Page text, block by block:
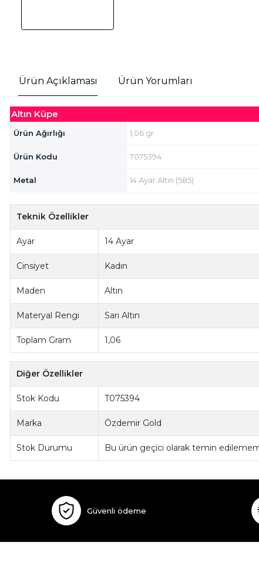
Ürün Açıklaması Ürün Yorumları
Altın Küpe
Ürün Ağırlığı 1,06 gr
Ürün Kodu T075394
Metal 14 Ayar Altın (585)
Teknik Özellikler
Ayar 14 Ayar
Cinsiyet Kadın
Maden Altın
Materyal Rengi Sarı Altın
Toplam Gram 1,06
Diğer Özellikler
Stok Kodu T075394
Marka Özdemir Gold
Stok Durumu Bu ürün geçici olarak temin
Güvenli ödeme